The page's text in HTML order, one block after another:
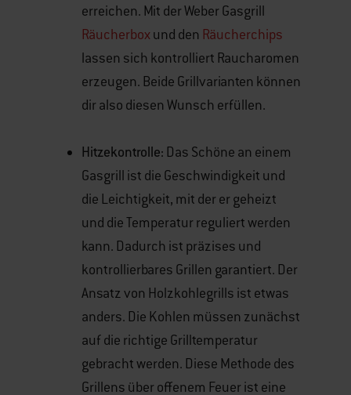
erreichen. Mit der Weber Gasgrill
Räucherboxund den Räucherchips
lassen sich kontrolliert Raucharomen
erzeugen. Beide Grillvarianten können
dir also diesen Wunsch erfüllen.
Hitzekontrolle: Das Schöne an einem
Gasgrill ist die Geschwindigkeit und
die Leichtigkeit, mit der er geheizt
und die Temperatur reguliert werden
kann. Dadurch ist präzises und
kontrollierbares Grillen garantiert. Der
Ansatz von Holzkohlegrills ist etwas
anders. Die Kohlen müssen zunächst
auf die richtige Grilltemperatur
gebracht werden. Diese Methode des
Grillens über offenem Feuer ist eine